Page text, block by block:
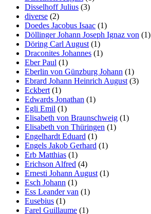
Disselhoff Julius (3)
diverse (2)
Doedes Jacobus Isaac (1)
Döllinger Johann Joseph Ignaz von (1)
Döring Carl August (1)
Draconites Johannes (1)
Eber Paul (1)
Eberlin von Günzburg Johann (1)
Ebrard Johann Heinrich August (3)
Eckbert (1)
Edwards Jonathan (1)
Egli Emil (1)
Elisabeth von Braunschweig (1)
Elisabeth von Thüringen (1)
Engelhardt Eduard (1)
Engels Jakob Gerhard (1)
Erb Matthias (1)
Erichson Alfred (4)
Ernesti Johann August (1)
Esch Johann (1)
Ess Leander van (1)
Eusebius (1)
Farel Guillaume (1)